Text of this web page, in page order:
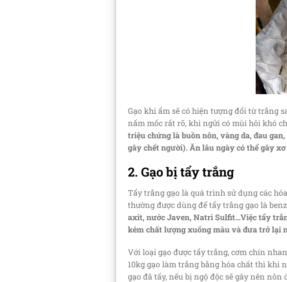
Gạo khi ẩm sẽ có hiện tượng đổi từ trắng
nấm mốc rất rõ, khi ngửi có mùi hôi khó
triệu chứng là buồn nôn, vàng da, đau
gây chết người). Ăn lâu ngày có thể gây
2. Gạo bị tẩy trắng
Tẩy trắng gạo là quá trình sử dụng các
thường được dùng để tẩy trắng gạo là
axit, nước Javen, Natri Sulfit…Việc tẩy
kém chất lượng xuống màu và đưa trở lại
Với loại gạo được tẩy trắng, cơm chín
10kg gạo làm trắng bằng hóa chất thì khi
gạo đã tẩy, nếu bị ngộ độc sẽ gây nên